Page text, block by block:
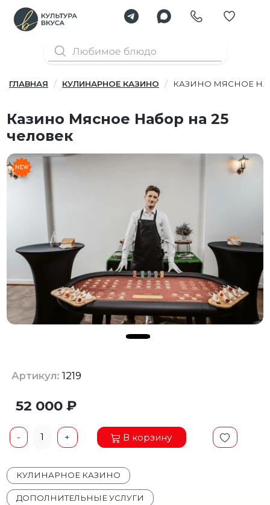
ГЛАВНАЯ КУЛИНАРНОЕ КАЗИНО КАЗИНО МЯСНОЕ
Казино Мясное Набор на 25
человек
Артикул: 1219
52 000 ₽
- 1 + В корзину
КУЛИНАРНОЕ КАЗИНО
ДОПОЛНИТЕЛЬНЫЕ УСЛУГИ